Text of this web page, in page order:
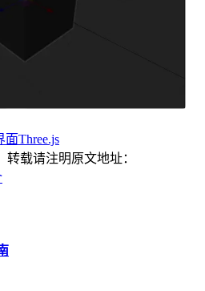
面Three.js
载请注明原文地址：